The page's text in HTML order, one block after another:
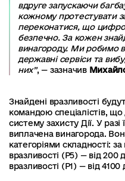
вдруге запускаючи
кожному протестувати
переконатися, що
безпечно. За кожен
винагороду. Ми робимо
державні сервіси та
них”, — зазначив
Знайдені вразливості
командою спеціалістів,
систему захисту Дії. У
виплачена винагорода.
категоріями складності:
вразливості (P5) — від 200
вразливості (P1) — від 4100